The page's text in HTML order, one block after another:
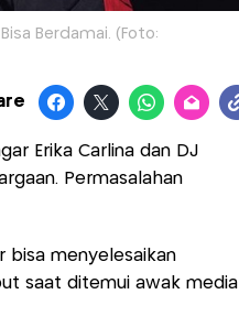
Berdamai. (Foto:
Erika Carlina dan DJ
Permasalahan
bisa menyelesaikan
saat ditemui awak media